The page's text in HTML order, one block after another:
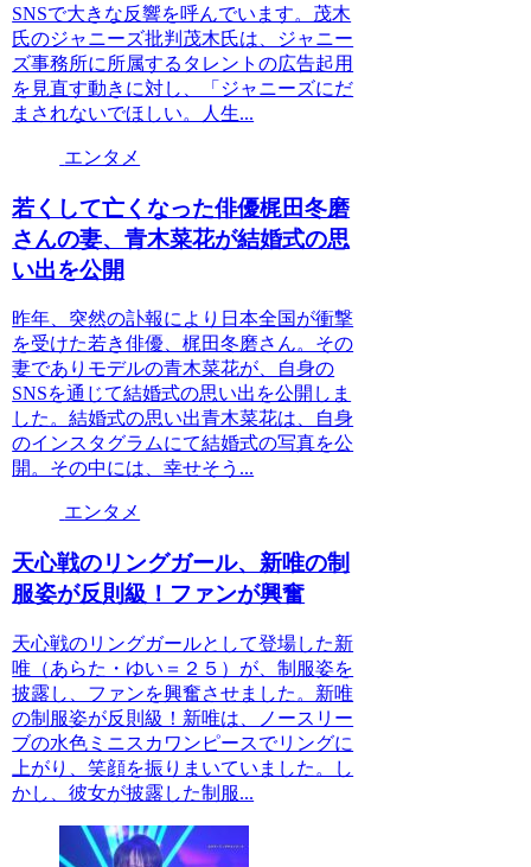
SNSで大きな反響を呼んでいます。茂木
氏のジャニーズ批判茂木氏は、ジャニー
ズ事務所に所属するタレントの広告起用
を見直す動きに対し、「ジャニーズにだ
まされないでほしい。人生...
エンタメ
若くして亡くなった俳優梶田冬磨
さんの妻、青木菜花が結婚式の思
い出を公開
昨年、突然の訃報により日本全国が衝撃
を受けた若き俳優、梶田冬磨さん。その
妻でありモデルの青木菜花が、自身の
SNSを通じて結婚式の思い出を公開しま
した。結婚式の思い出青木菜花は、自身
のインスタグラムにて結婚式の写真を公
開。その中には、幸せそう...
エンタメ
天心戦のリングガール、新唯の制
服姿が反則級！ファンが興奮
天心戦のリングガールとして登場した新
唯（あらた・ゆい＝２５）が、制服姿を
披露し、ファンを興奮させました。新唯
の制服姿が反則級！新唯は、ノースリー
ブの水色ミニスカワンピースでリングに
上がり、笑顔を振りまいていました。し
かし、彼女が披露した制服...